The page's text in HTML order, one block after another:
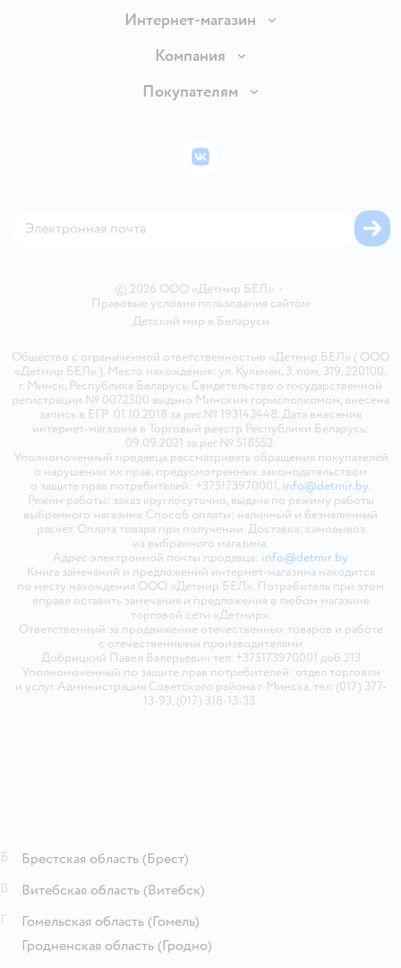
Интернет-магазин
Доставка и оплата
Правила продажи
Политика использования файлов cookie
Компания
Вакансии
Покупателям
Бонусные карты
© 2026 ООО «Детмир БЕЛ» •
Правовые условия пользования сайтом
Детский мир в Беларуси
Общество с ограниченной ответственностью «Детмир БЕЛ» ( ООО
«Детмир БЕЛ» ). Место нахождения: ул. Кульман, 3, пом. 319, 220100,
г. Минск, Республика Беларусь. Свидетельство о государственной
регистрации № 0072500 выдано Минским горисполкомом, внесена
запись в ЕГР 01.10.2018 за рег.№ 193143448. Дата внесения
интернет-магазина в Торговый реестр Республики Беларусь:
09.09.2021 за рег.№ 518552.
Уполномоченный продавца рассматривать обращения покупателей
о нарушении их прав, предусмотренных законодательством
о защите прав потребителей: +375173970001, info@detmir.by.
Режим работы: заказ круглосуточно, выдача по режиму работы
выбранного магазина. Способ оплаты: наличный и безналичный
расчёт. Оплата товара при получении. Доставка: самовывоз
из выбранного магазина.
Адрес электронной почты продавца: info@detmir.by
Книга замечаний и предложений интернет-магазина находится
по месту нахождения ООО «Детмир БЕЛ». Потребитель при этом
вправе оставить замечания и предложения в любом магазине
торговой сети «Детмир».
Ответственный за продвижение отечественных товаров и работе
с отечественными производителями
Добрицкий Павел Валерьевич тел. +375173970001 доб.213
Уполномоченный по защите прав потребителей: отдел торговли
и услуг Администрация Советского района г. Минска, тел. (017) 377-
13-93, (017) 318-13-33.
ВКонтакте
Брестская область (Брест)
Витебская область (Витебск)
Гомельская область (Гомель)
Гродненская область (Гродно)